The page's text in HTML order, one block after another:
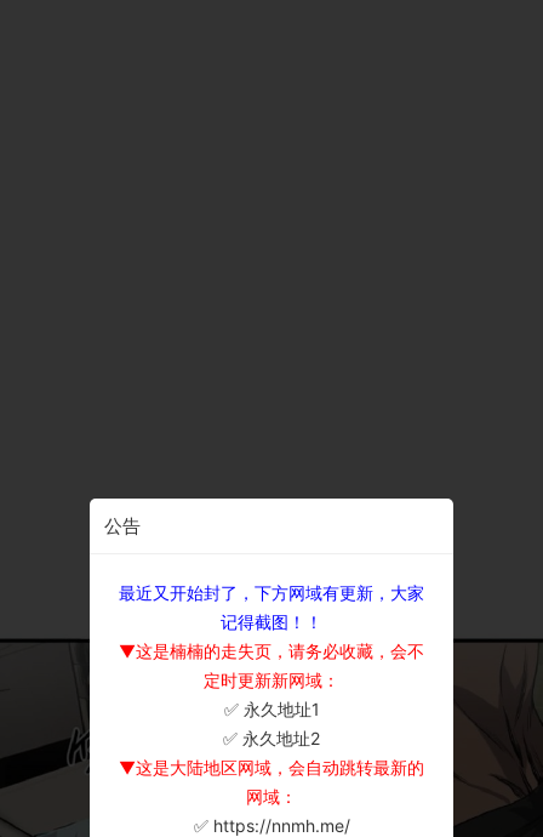
公告
最近又开始封了，下方网域有更新，大家
记得截图！！
▼这是楠楠的走失页，请务必收藏，会不
定时更新新网域：
✅ 永久地址1
✅ 永久地址2
▼这是大陆地区网域，会自动跳转最新的
网域：
✅ https://nnmh.me/